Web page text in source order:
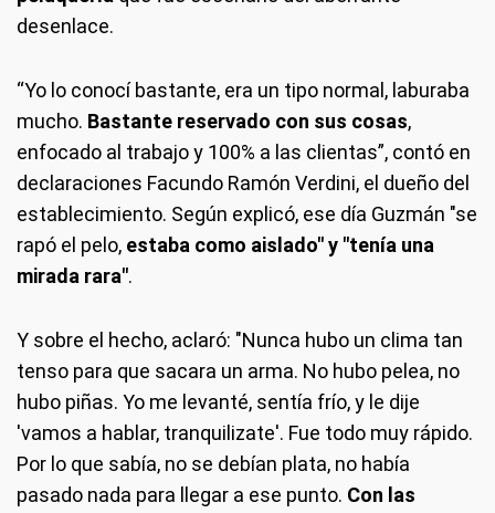
desenlace.
“Yo lo conocí bastante, era un tipo normal, laburaba
mucho. Bastante reservado con sus cosas,
enfocado al trabajo y 100% a las clientas”, contó en
declaraciones Facundo Ramón Verdini, el dueño del
establecimiento. Según explicó, ese día Guzmán "se
rapó el pelo, estaba como aislado" y "tenía una
mirada rara".
Y sobre el hecho, aclaró: "Nunca hubo un clima tan
tenso para que sacara un arma. No hubo pelea, no
hubo piñas. Yo me levanté, sentía frío, y le dije
'vamos a hablar, tranquilizate'. Fue todo muy rápido.
Por lo que sabía, no se debían plata, no había
pasado nada para llegar a ese punto. Con las